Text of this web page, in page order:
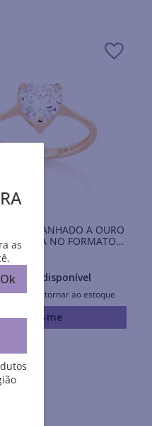
BANHADO A OURO
NO FORMATO
Indisponível
quando retornar ao estoque
Avise-me
as
Ok